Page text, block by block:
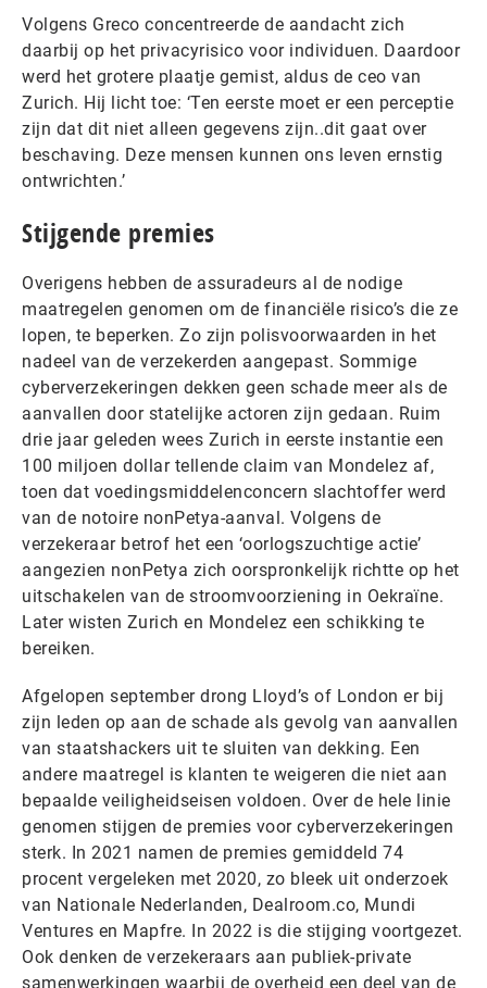
Volgens Greco concentreerde de aandacht zich
daarbij op het privacyrisico voor individuen. Daardoor
werd het grotere plaatje gemist, aldus de ceo van
Zurich. Hij licht toe: ‘Ten eerste moet er een perceptie
zijn dat dit niet alleen gegevens zijn..dit gaat over
beschaving. Deze mensen kunnen ons leven ernstig
ontwrichten.’
Stijgende premies
Overigens hebben de assuradeurs al de nodige
maatregelen genomen om de financiële risico’s die ze
lopen, te beperken. Zo zijn polisvoorwaarden in het
nadeel van de verzekerden aangepast. Sommige
cyberverzekeringen dekken geen schade meer als de
aanvallen door statelijke actoren zijn gedaan. Ruim
drie jaar geleden wees Zurich in eerste instantie een
100 miljoen dollar tellende claim van Mondelez af,
toen dat voedingsmiddelenconcern slachtoffer werd
van de notoire nonPetya-aanval. Volgens de
verzekeraar betrof het een ‘oorlogszuchtige actie’
aangezien nonPetya zich oorspronkelijk richtte op het
uitschakelen van de stroomvoorziening in Oekraïne.
Later wisten Zurich en Mondelez een schikking te
bereiken.
Afgelopen september drong Lloyd’s of London er bij
zijn leden op aan de schade als gevolg van aanvallen
van staatshackers uit te sluiten van dekking. Een
andere maatregel is klanten te weigeren die niet aan
bepaalde veiligheidseisen voldoen. Over de hele linie
genomen stijgen de premies voor cyberverzekeringen
sterk. In 2021 namen de premies gemiddeld 74
procent vergeleken met 2020, zo bleek uit onderzoek
van Nationale Nederlanden, Dealroom.co, Mundi
Ventures en Mapfre. In 2022 is die stijging voortgezet.
Ook denken de verzekeraars aan publiek-private
samenwerkingen waarbij de overheid een deel van de